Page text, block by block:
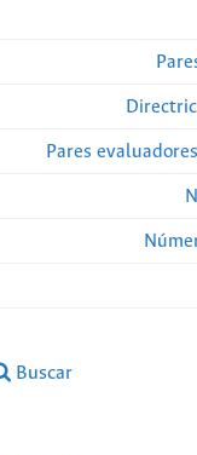
Pares
Buscar